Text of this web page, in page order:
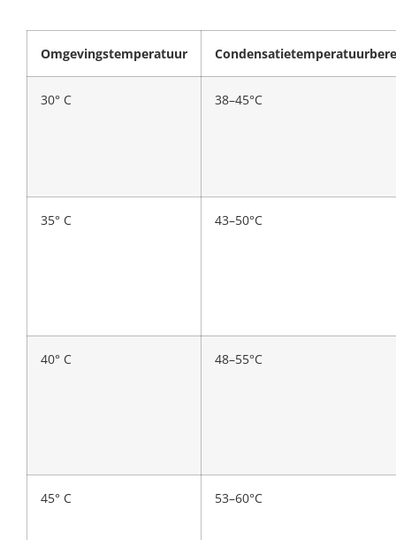
Omgevingstemperatuur
30° C 38–45°C
35° C 43–50°C
40° C 48–55°C
45° C 53–60°C